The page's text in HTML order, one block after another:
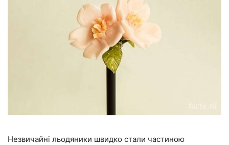
Незвичайні льодяники швидко стали частиною